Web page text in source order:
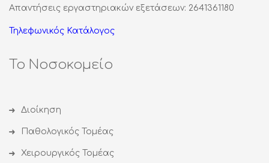
Απαντήσεις εργαστηριακών εξετάσεων: 2641361180
Τηλεφωνικός Κατάλογος
Το Νοσοκομείο
Διοίκηση
Παθολογικός Τομέας
Χειρουργικός Τομέας